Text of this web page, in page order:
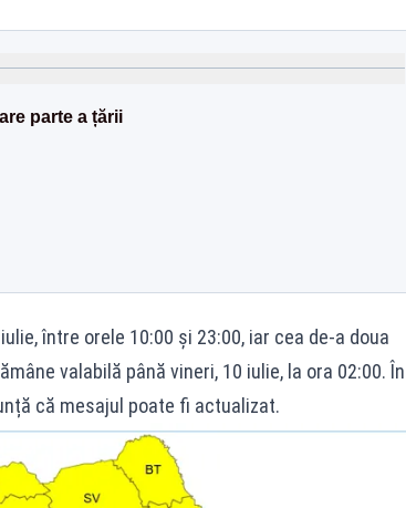
parte a țării
între orele 10:00 și 23:00, iar cea de-a doua
valabilă până vineri, 10 iulie, la ora 02:00. În
că mesajul poate fi actualizat.